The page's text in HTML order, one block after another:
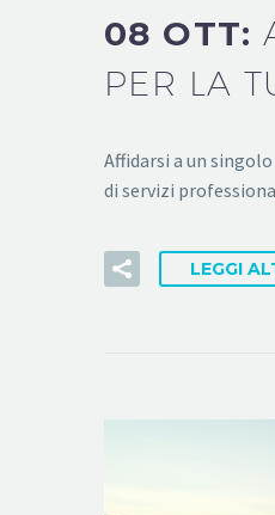
08 OTT:
PER LA
Affidarsi a un
di servizi
LEGGI